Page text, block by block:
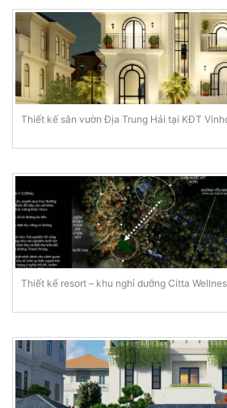
Thiết kế sân vườn Địa Trung Hải tại KĐT
Thiết kế resort – khu nghỉ dưỡng Citta